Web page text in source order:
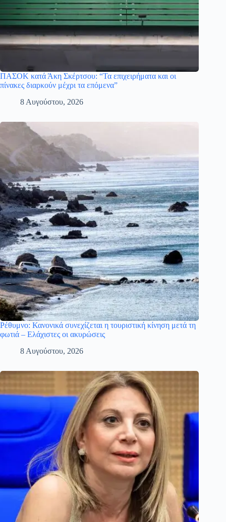
ΠΑΣΟΚ κατά Άκη Σκέρτσου: “Τα επιχειρήματα και οι
πίνακες διαρκούν μέχρι τα επόμενα”
8 Αυγούστου, 2026
Ρέθυμνο: Κανονικά συνεχίζεται η τουριστική κίνηση μετά τη
φωτιά – Ελάχιστες οι ακυρώσεις
8 Αυγούστου, 2026